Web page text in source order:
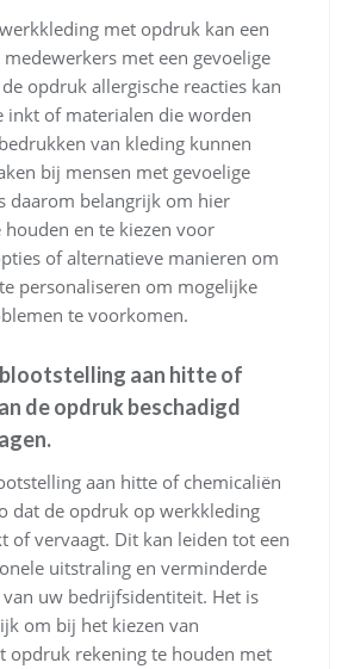
met opdruk kan een
met een gevoelige
opdruk allergische reacties kan
inkt of materialen die worden
van kleding kunnen
bij mensen met gevoelige
daarom belangrijk om hier
houden en te kiezen voor
of alternatieve manieren om
personaliseren om mogelijke
te voorkomen.
aan hitte of
de opdruk beschadigd
aan hitte of chemicaliën
dat de opdruk op werkkleding
of vervaagt. Dit kan leiden tot een
uitstraling en verminderde
uw bedrijfsidentiteit. Het is
om bij het kiezen van
opdruk rekening te houden met